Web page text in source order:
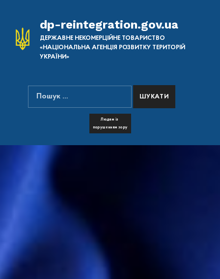
dp-reintegration.gov.ua
ДЕРЖАВНЕ НЕКОМЕРЦІЙНЕ ТОВАРИСТВО
«НАЦІОНАЛЬНА АГЕНЦІЯ РОЗВИТКУ ТЕРИТОРІЙ
УКРАЇНИ»
ПОШУК НА САЙТІ
Пошук:
Людям із
порушенням зору